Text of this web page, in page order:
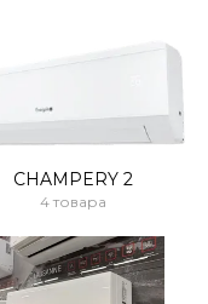
CHAMPERY 2
4 товара